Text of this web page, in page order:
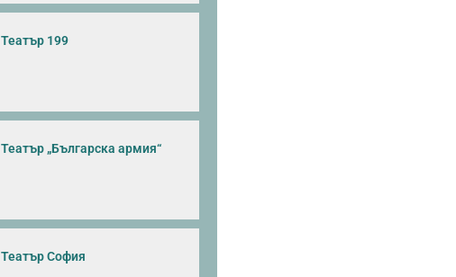
Театър 199
Театър „Българска армия“
Театър София